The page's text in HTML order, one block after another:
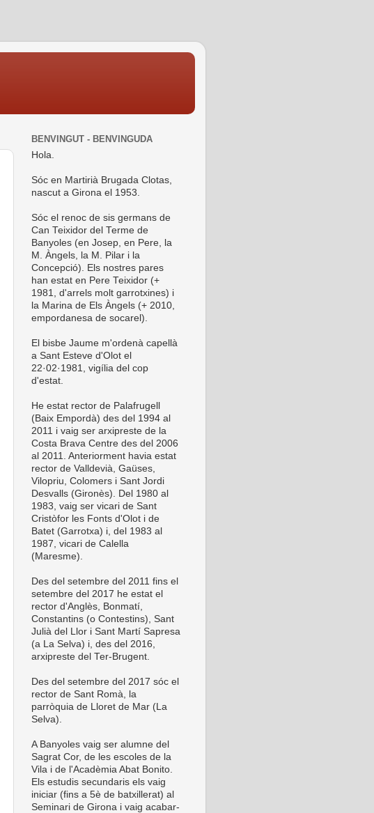
BENVINGUT - BENVINGUDA
Hola.
Sóc en Martirià Brugada Clotas,
nascut a Girona el 1953.
Sóc el renoc de sis germans de
Can Teixidor del Terme de
Banyoles (en Josep, en Pere, la
M. Àngels, la M. Pilar i la
Concepció). Els nostres pares
han estat en Pere Teixidor (+
1981, d'arrels molt garrotxines) i
la Marina de Els Àngels (+ 2010,
empordanesa de socarel).
El bisbe Jaume m'ordenà capellà
a Sant Esteve d'Olot el
22·02·1981, vigília del cop
d'estat.
He estat rector de Palafrugell
(Baix Empordà) des del 1994 al
2011 i vaig ser arxipreste de la
Costa Brava Centre des del 2006
al 2011. Anteriorment havia estat
rector de Valldevià, Gaüses,
Vilopriu, Colomers i Sant Jordi
Desvalls (Gironès). Del 1980 al
1983, vaig ser vicari de Sant
Cristòfor les Fonts d'Olot i de
Batet (Garrotxa) i, del 1983 al
1987, vicari de Calella
(Maresme).
Des del setembre del 2011 fins el
setembre del 2017 he estat el
rector d'Anglès, Bonmatí,
Constantins (o Contestins), Sant
Julià del Llor i Sant Martí Sapresa
(a La Selva) i, des del 2016,
arxipreste del Ter-Brugent.
Des del setembre del 2017 sóc el
rector de Sant Romà, la
parròquia de Lloret de Mar (La
Selva).
A Banyoles vaig ser alumne del
Sagrat Cor, de les escoles de la
Vila i de l'Acadèmia Abat Bonito.
Els estudis secundaris els vaig
iniciar (fins a 5è de batxillerat) al
Seminari de Girona i vaig acabar-